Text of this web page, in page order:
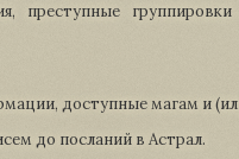
преступные
доступные магам и
до посланий в Астрал.